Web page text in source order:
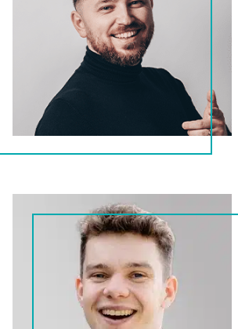
Maxim
Performance marketeer
Jeremy